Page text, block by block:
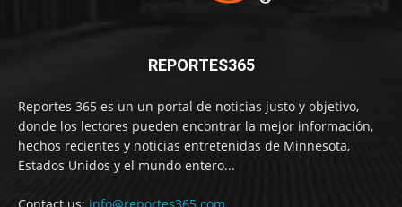
REPORTES365
Reportes 365 es un un portal de noticias justo y objetivo,
donde los lectores pueden encontrar la mejor información,
hechos recientes y noticias entretenidas de Minnesota,
Estados Unidos y el mundo entero...